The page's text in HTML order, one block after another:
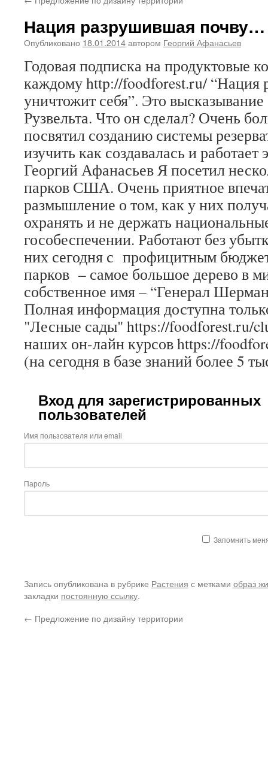
Нация разрушившая почву…
Опубликовано 18.01.2014автором Георгий Афанасьев
Годовая подписка на продуктовые
каждому http://foodforest.ru/ “Нация
уничтожит себя”. Это
Рузвельта. Что он сделал? Очень
посвятил созданию системы
изучить как создавалась и работает
Георгий Афанасьев Я посетил
парков США. Очень приятное
размышление о том, как у них
охранять и не держать
гособеспечении. Работают без
них сегодня с профицитным
парков – самое большое дерево в
собственное имя – “Генерал
Полная информация доступна
"Лесные сады" https://foodforest.ru/
наших он-лайн курсов https://
(на сегодня в базе знаний более 5
Вход для зарегистрированных
пользователей
Имя пользователя или email
Пароль
Запомнить
Запись опубликована в рубрике Растения с метками образ
закладки постоянную ссылку.
← Предложение по дизайну территории